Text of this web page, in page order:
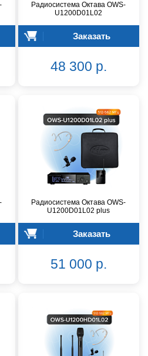
Радиосистема Октава OWS-
U1200D01L02
Заказать
48 300 р.
Радиосистема Октава OWS-
U1200D01L02 plus
Заказать
51 000 р.